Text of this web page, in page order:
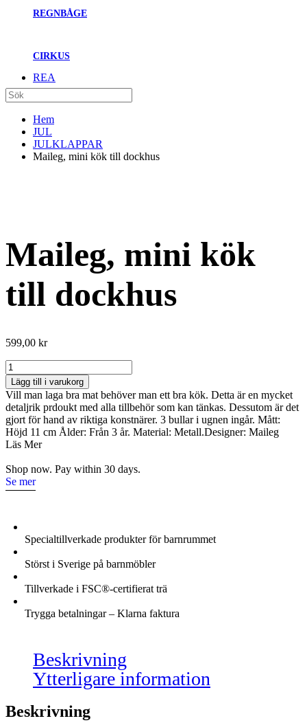
REGNBÅGE
CIRKUS
REA
Hem
JUL
JULKLAPPAR
Maileg, mini kök till dockhus
Maileg, mini kök
till dockhus
599,00 kr
Maileg,
mini
kök
till
dockhus
mängd
Lägg till i varukorg
Vill man laga bra mat behöver man ett bra kök. Detta är en mycket
detaljrik prdoukt med alla tillbehör som kan tänkas. Dessutom är det
gjort för hand av riktiga konstnärer. 3 bullar i ugnen ingår. Mått:
Höjd 11 cm Ålder: Från 3 år. Material: Metall.Designer: Maileg
Läs Mer
Shop now. Pay within 30 days.
Se mer
Specialtillverkade produkter för barnrummet
Störst i Sverige på barnmöbler
Tillverkade i FSC®-certifierat trä
Trygga betalningar – Klarna faktura
Beskrivning
Ytterligare information
Beskrivning